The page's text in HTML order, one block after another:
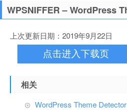
WPSNIFFER – WordPress
上次更新日期：2019年9月22日
点击进入下载页
相关
WordPress Theme